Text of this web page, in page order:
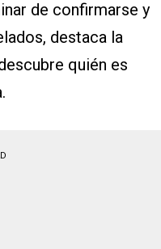
de confirmarse y
destaca la
quién es